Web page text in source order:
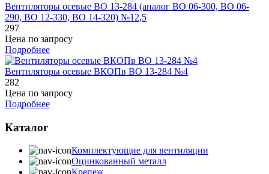
Вентиляторы осевые ВО 13-284 (аналог ВО 06-300, ВО 06-
290, ВО 12-330, ВО 14-320) №12,5
297
Цена по запросу
Подробнее
Вентиляторы осевые ВКОПв ВО 13-284 №4
282
Цена по запросу
Подробнее
Каталог
Комплектующие для вентиляции
Оцинкованный металл